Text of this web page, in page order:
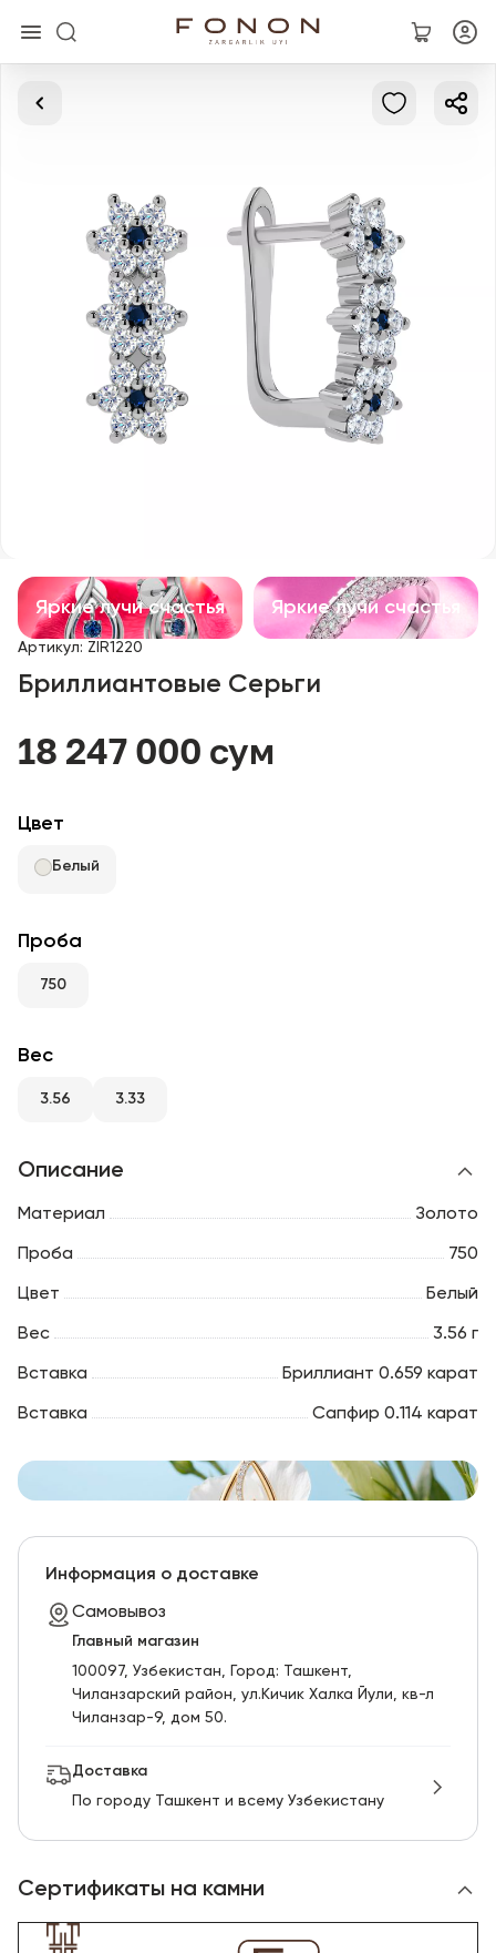
Главная
Браслеты
Кулоны
Аксессуары
Все
О нас
Избранное
Яркие лучи счастья Яркие лучи счастья
Артикул: ZIR1220
Бриллиантовые Серьги
18 247 000 сум
Цвет
Белый
Проба
750
Вес
3.56 3.33
Описание
Материал Золото
Проба 750
Цвет Белый
Вес 3.56 г
Вставка Бриллиант 0.659 карат
Вставка Сапфир 0.114 карат
Информация о доставке
Самовывоз
Главный магазин
100097, Узбекистан, Город: Ташкент,
Чиланзарский pайон, ул.Кичик Халка Йули, кв-л
Чиланзар-9, дом 50.
Доставка
По городу Ташкент и всему Узбекистану
Сертификаты на камни